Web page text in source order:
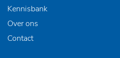
Kennisbank
Over ons
Contact